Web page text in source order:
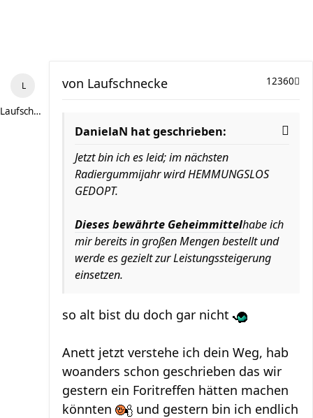
Laufschnecke
12360
von Laufschnecke
DanielaN hat geschrieben:
Jetzt bin ich es leid; im nächsten
Radiergummijahr wird HEMMUNGSLOS
GEDOPT.
Dieses bewährte Geheimmittelhabe ich
mir bereits in großen Mengen bestellt und
werde es gezielt zur Leistungssteigerung
einsetzen.
so alt bist du doch gar nicht
Anett jetzt verstehe ich dein Weg, hab
woanders schon geschrieben das wir
gestern ein Foritreffen hätten machen
könnten
und gestern bin ich endlich